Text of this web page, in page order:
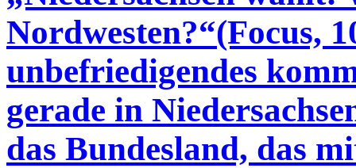
Nordwesten?“(Focus,
unbefriedigendes
gerade in
das Bundesland, das